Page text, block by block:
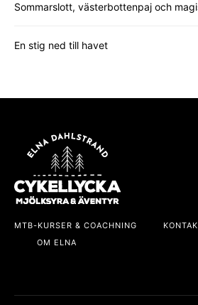
Sommarslott, västerbottenpaj och
En stig ned till havet
MTB-KURSER & COACHNING
OM ELNA